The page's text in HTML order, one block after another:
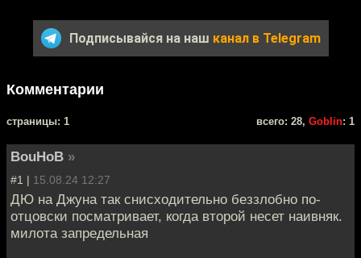
Подписывайся на наш канал в Telegram
Комментарии
cтраницы: 1 всего: 28, Goblin: 1
BouHoB »
#1 | 15.08.24 12:27
ДЮ на Джуна так снисходительно беззлобно по-
отцовски посматривает, когда второй несет наивняк.
милота запредельная